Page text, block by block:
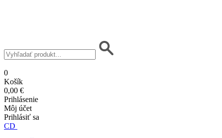
0
Košík
0,00 €
Prihlásenie
Môj účet
Prihlásiť sa
CD